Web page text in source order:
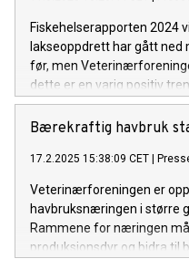
Fiskehelserapporten 2024
lakseoppdrett har gått
før, men
dette er en varig positiv
aktører i næringen jobber
dødeligheten.
Bærekraftig havbruk
17.2.2025 15:38:09 CET
Veterinærforeningen er
havbruksnæringen i større
Rammene for næringen
produksjonsdyr og bidra til